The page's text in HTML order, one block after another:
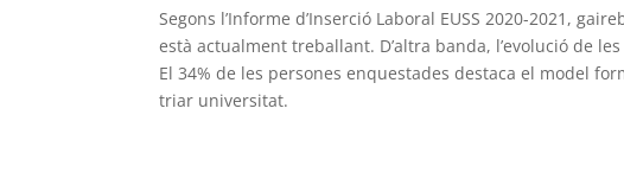
Segons l’Informe d’Inserció Laboral EUSS 2020-2021,
està actualment treballant. D’altra banda, l’evolució de
El 34% de les persones enquestades destaca el model
triar universitat.